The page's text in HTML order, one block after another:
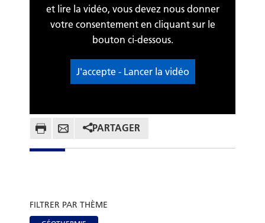
et lire la vidéo, vous devez nous donner
votre consentement en cliquant sur le
bouton ci-dessous.
J'accepte - Lancer la vidéo
PARTAGER
FILTRER PAR THÈME